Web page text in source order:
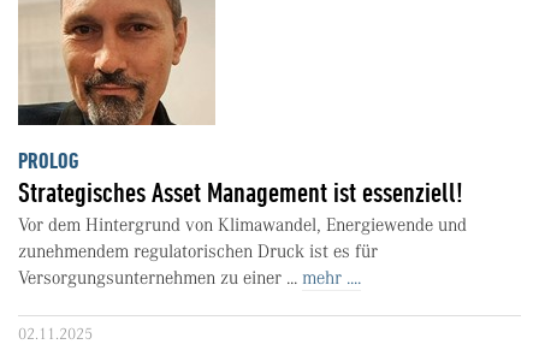
PROLOG
Strategisches Asset Management ist essenziell!
Vor dem Hintergrund von Klimawandel, Energiewende und
zunehmendem regulatorischen Druck ist es für
Versorgungsunternehmen zu einer ... mehr ....
02.11.2025